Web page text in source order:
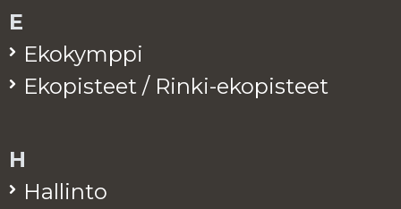
E
Eko­kymp­pi
Eko­pis­teet / Rinki-eko­pis­teet
H
Hal­lin­to